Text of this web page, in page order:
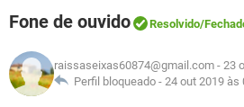
INSTAGRAM
GUIA DE COMPRAS
INSTAGRAM
GUIA DE COMPRAS
JOGOS
CELULAR
OUTLOOK
JOGOS
CELULAR
GLOSSÁRIO
Fone de ouvido Resolvido/
raissaseixas60874@gmail.com - 23
Perfil bloqueado - 24 out 2019 às